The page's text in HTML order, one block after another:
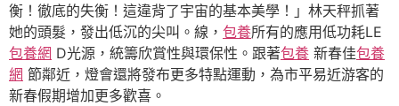
衡！徹底的失衡！這違背了宇宙的基本美學！」林天秤抓著
她的頭髮，發出低沉的尖叫。線， 包養所有的應用低功耗LE
包養網 D光源，統籌欣賞性與環保性。跟著包養 新春佳包養
網 節鄰近，燈會還將發布更多特點運動，為市平易近游客的
新春假期增加更多歡喜。